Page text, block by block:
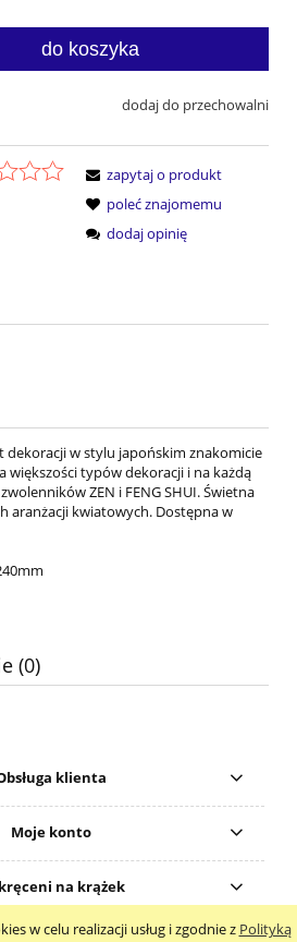
w celu realizacji usług i zgodnie z Polityką
do koszyka
dodaj do przechowalni
zapytaj o produkt
poleć znajomemu
dodaj opinię
dekoracji w stylu japońskim znakomicie
większości typów dekoracji i na każdą
ZEN i FENG SHUI. Świetna
aranżacji kwiatowych. Dostępna w
(0)
klienta
Moje konto
na krążek